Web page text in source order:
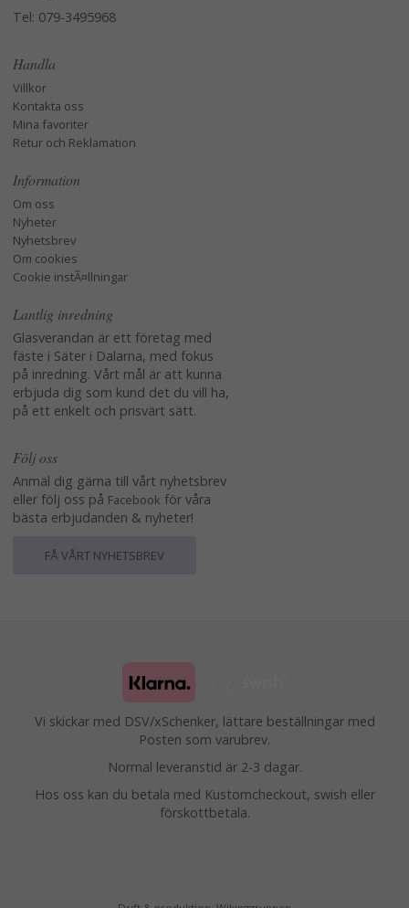
Tel: 079-3495968
Handla
Villkor
Kontakta oss
Mina favoriter
Retur och Reklamation
Information
Om oss
Nyheter
Nyhetsbrev
Om cookies
Cookie instÃ¤llningar
Lantlig inredning
Glasverandan är ett företag med
fäste i Säter i Dalarna, med fokus
på inredning. Vårt mål är att kunna
erbjuda dig som kund det du vill ha,
på ett enkelt och prisvärt sätt.
Följ oss
Anmäl dig gärna till vårt nyhetsbrev
eller följ oss på Facebook för våra
bästa erbjudanden & nyheter!
FÅ VÅRT NYHETSBREV
Vi skickar med DSV/xSchenker, lättare beställningar med
Posten som varubrev.
Normal leveranstid är 2-3 dagar.
Hos oss kan du betala med Kustomcheckout, swish eller
förskottbetala.